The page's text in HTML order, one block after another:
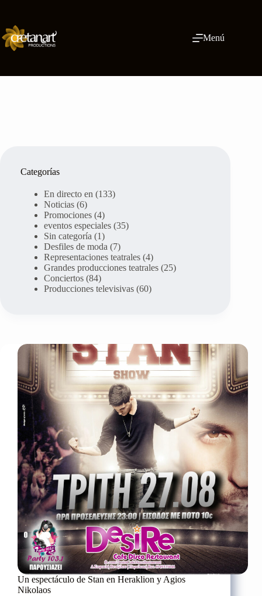
contenido
Menú
Un espectáculo de Stan en Heraklion y Agios
Nikolaos
Categorías
En directo en (133)
Noticias (6)
Promociones (4)
eventos especiales (35)
Sin categoría (1)
Desfiles de moda (7)
Representaciones teatrales (4)
Grandes producciones teatrales (25)
Conciertos (84)
Producciones televisivas (60)